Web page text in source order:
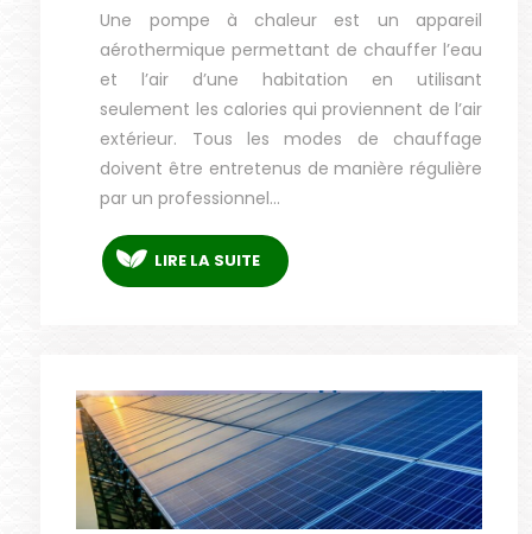
Une pompe à chaleur est un appareil
aérothermique permettant de chauffer l’eau
et l’air d’une habitation en utilisant
seulement les calories qui proviennent de l’air
extérieur. Tous les modes de chauffage
doivent être entretenus de manière régulière
par un professionnel…
LIRE LA SUITE